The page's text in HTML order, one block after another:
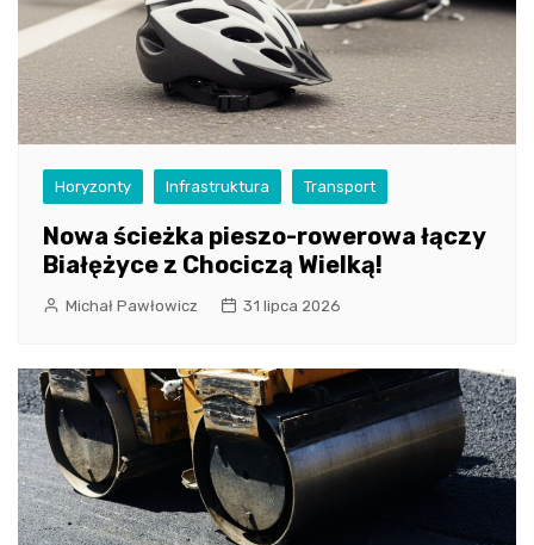
Horyzonty Infrastruktura Transport
Nowa ścieżka pieszo-rowerowa łączy
Białężyce z Chociczą Wielką!
Michał Pawłowicz 31 lipca 2026